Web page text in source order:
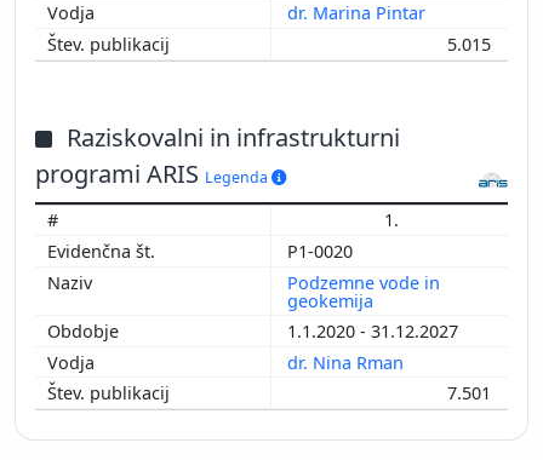
dr. Marina Pintar
5.015
Raziskovalni in infrastrukturni
programi ARIS Legenda
1.
P1-0020
Podzemne vode in
geokemija
1.1.2020 - 31.12.2027
dr. Nina Rman
7.501